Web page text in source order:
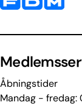
Åbningstider
Mandag -